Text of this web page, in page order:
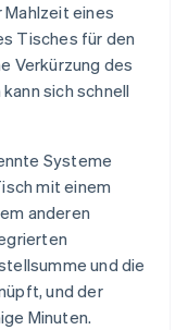
eines
Tisches für den
Verkürzung des
sich schnell
Systeme
mit einem
anderen
und die
und der
Minuten.